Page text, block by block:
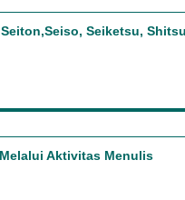
Seiketsu,
Aktivitas Menulis